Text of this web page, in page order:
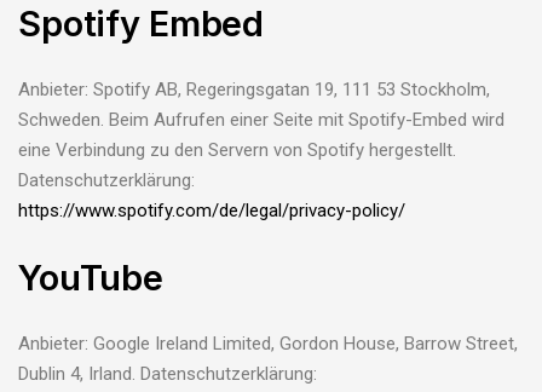
Spotify Embed
Anbieter: Spotify AB, Regeringsgatan 19, 111 53 Stockholm,
Schweden. Beim Aufrufen einer Seite mit Spotify-Embed wird
eine Verbindung zu den Servern von Spotify hergestellt.
Datenschutzerklärung:
https://www.spotify.com/de/legal/privacy-policy/
YouTube
Anbieter: Google Ireland Limited, Gordon House, Barrow Street,
Dublin 4, Irland. Datenschutzerklärung: